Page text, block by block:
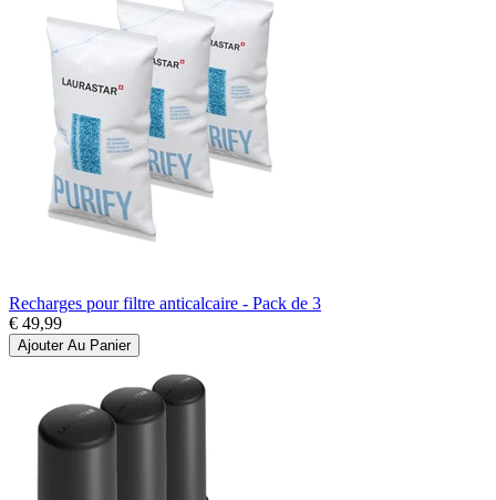
Recharges pour filtre anticalcaire - Pack de 3
€ 49,99
Ajouter Au Panier